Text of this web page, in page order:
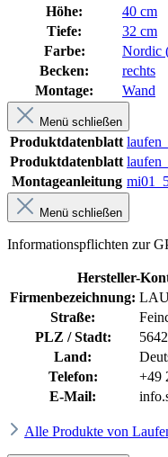
Höhe:
40 cm
Tiefe:
32 cm
Farbe:
Nordic
Becken:
rechts
Montage:
Wand
Menü schließen
Produktdatenblatt
Produktdatenblatt
Montageanleitung
Menü schließen
Informationspflichten zur
Hersteller-
Firmenbezeichnung:
Straße:
PLZ / Stadt:
Land:
Telefon:
+49
E-Mail:
Alle Produkte von